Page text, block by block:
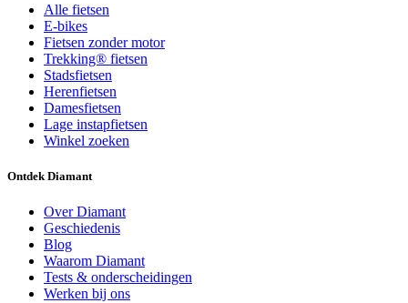
Alle fietsen
E-bikes
Fietsen zonder motor
Trekking® fietsen
Stadsfietsen
Herenfietsen
Damesfietsen
Lage instapfietsen
Winkel zoeken
Ontdek Diamant
Over Diamant
Geschiedenis
Blog
Waarom Diamant
Tests & onderscheidingen
Werken bij ons